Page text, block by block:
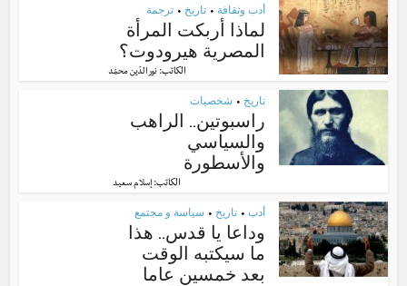
أدب وثقافة • تاريخ • ترجمة
لماذا أربكت المرأة
المصرية هيرودوت؟
الكاتب:نور الدّين محمّد
تاريخ • شخصيات
راسبوتين.. الراهب
والسياسي
والأسطورة
الكاتب: إسلام سعيد
أدب • تاريخ • سياسة و مجتمع
وداعا يا قدس.. هذا
ما سيكتبه الوقت
بعد خمسين عاما